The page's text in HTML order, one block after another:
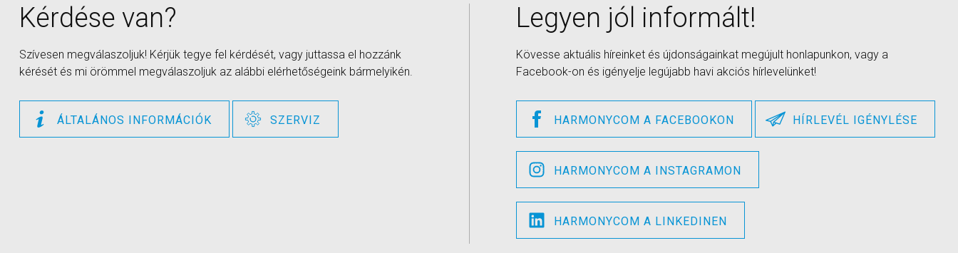
Legyen jól informált!
Kövesse aktuális híreinket és újdonságainkat megújult honlapunkon, vagy a
Facebook-on és igényelje legújabb havi akciós hírlevelünket!
HARMONYCOM A FACEBOOKON HÍRLEVÉL IGÉNYLÉSE
HARMONYCOM A INSTAGRAMON
HARMONYCOM A LINKEDINEN
Kérdése van?
Szívesen megválaszoljuk! Kérjük tegye fel kérdését, vagy juttassa el hozzánk
kérését és mi örömmel megválaszoljuk az alábbi elérhetőségeink bármelyikén.
ÁLTALÁNOS INFORMÁCIÓK SZERVIZ